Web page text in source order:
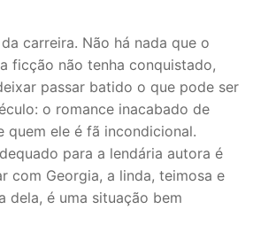
carreira. Não há nada que o
ficção não tenha conquistado,
passar batido o que pode ser
o romance inacabado de
quem ele é fã incondicional.
para a lendária autora é
com Georgia, a linda, teimosa e
dela, é uma situação bem